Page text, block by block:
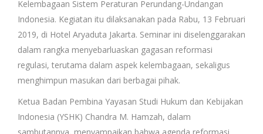
Kelembagaan Sistem Peraturan Perundang-Undangan
Indonesia. Kegiatan itu dilaksanakan pada Rabu, 13 Februari
2019, di Hotel Aryaduta Jakarta. Seminar ini diselenggarakan
dalam rangka menyebarluaskan gagasan reformasi
regulasi, terutama dalam aspek kelembagaan, sekaligus
menghimpun masukan dari berbagai pihak.
Ketua Badan Pembina Yayasan Studi Hukum dan Kebijakan
Indonesia (YSHK) Chandra M. Hamzah, dalam